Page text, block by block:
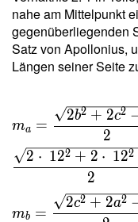
\cdot \
2{,}024
\cdot \
14{,}5
} =
nahe am Mittelpunkt
gegenüberliegenden
Satz von Apollonius,
Längen seiner Seite
m_a =
\dfrac{
\sqrt{
2b^2+2c^2
ma =
2
2b2 + 2c2
2
2 ⋅ 122 + 2 ⋅ 122
mb =
2c2 + 2a2